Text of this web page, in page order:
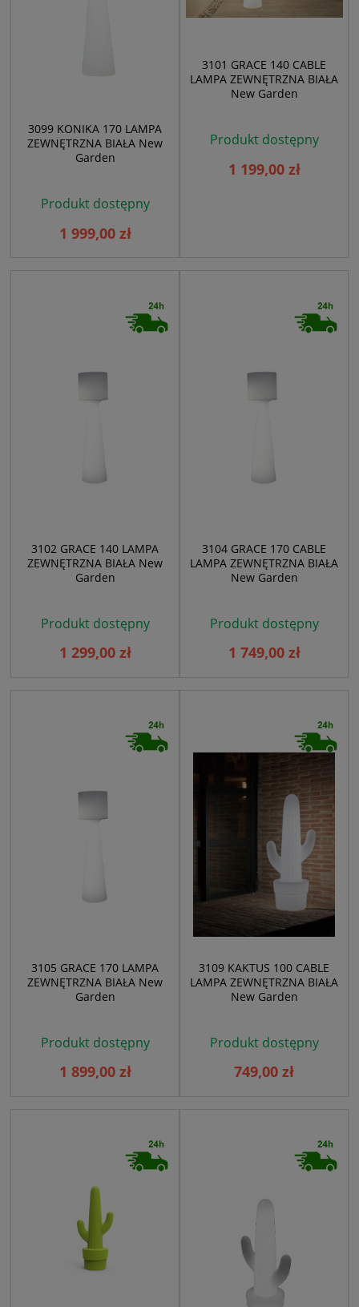
3099 KONIKA 170 LAMPA
ZEWNĘTRZNA BIAŁA New
Garden
Produkt dostępny
1 999,00 zł
3101 GRACE 140 CABLE
LAMPA ZEWNĘTRZNA BIAŁA
New Garden
Produkt dostępny
1 199,00 zł
3102 GRACE 140 LAMPA
ZEWNĘTRZNA BIAŁA New
Garden
Produkt dostępny
1 299,00 zł
3104 GRACE 170 CABLE
LAMPA ZEWNĘTRZNA BIAŁA
New Garden
Produkt dostępny
1 749,00 zł
3105 GRACE 170 LAMPA
ZEWNĘTRZNA BIAŁA New
Garden
Produkt dostępny
1 899,00 zł
3109 KAKTUS 100 CABLE
LAMPA ZEWNĘTRZNA BIAŁA
New Garden
Produkt dostępny
749,00 zł